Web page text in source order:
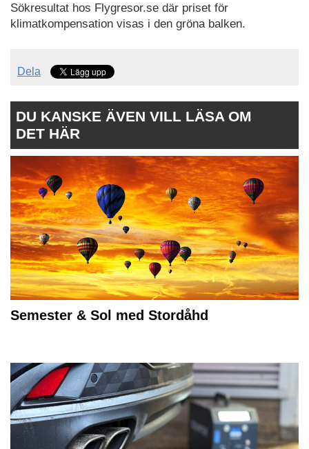
Sökresultat hos Flygresor.se där priset för
klimatkompensation visas i den gröna balken.
Dela
DU KANSKE ÄVEN VILL LÄSA OM
DET HÄR
Semester & Sol med Stordåhd